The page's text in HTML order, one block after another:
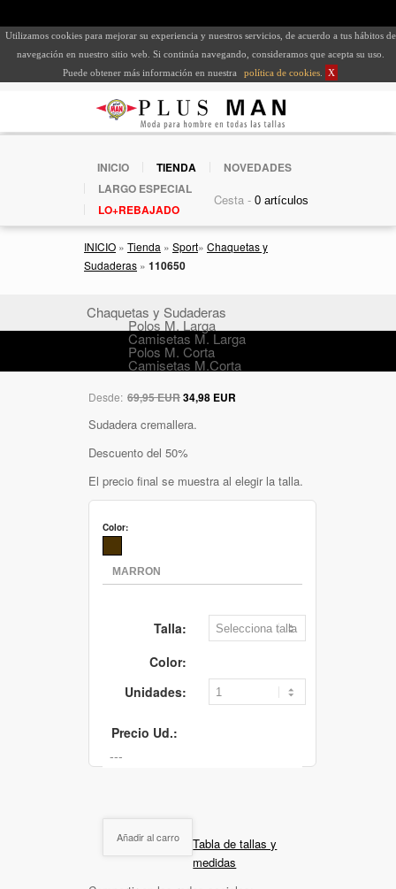
Utilizamos cookies para mejorar su experiencia y nuestros servicios, de acuerdo a tus hábitos de
navegación en nuestro sitio web. Si continúa navegando, consideramos que acepta su uso.
Puede obtener más información en nuestra
política de cookies X
INICIO TIENDA
NOVEDADES
LARGO ESPECIAL
LO+REBAJADO
Cesta -
INICIO » Tienda » Sport» Chaquetas y
Sudaderas » 110650
Chaquetas y Sudaderas
Polos M. Larga
Camisetas M. Larga
Polos M. Corta
Camisetas M.Corta
Desde: 69,95 EUR34,98 EUR
Sudadera cremallera.
Descuento del 50%
El precio final se muestra al elegir la talla.
Color:
Talla:
Color:
Unidades:
Precio Ud.:
Añadir al carro
Tabla de tallas y
medidas